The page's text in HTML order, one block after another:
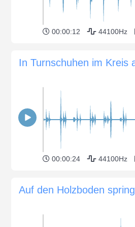
00:00:12 44100Hz
00:00:24 44100Hz
Auf den Holzboden